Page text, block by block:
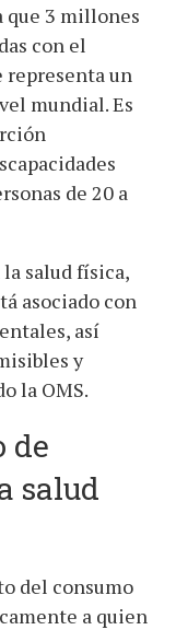
que 3 millones
con el
representa un
mundial. Es
de 20 a
salud física,
asociado con
así
y
la OMS.
de
salud
del consumo
a quien